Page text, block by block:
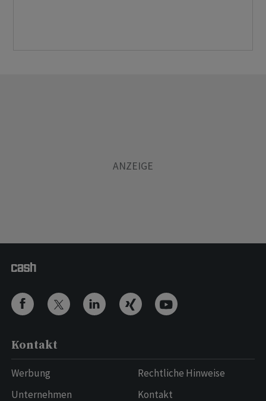
Kontakt
Werbung
Unternehmen
Rechtliche Hinweise
Kontakt